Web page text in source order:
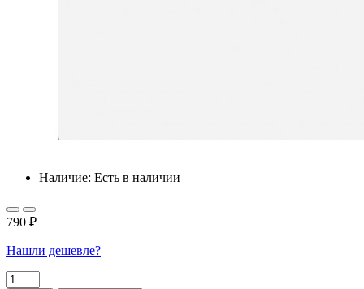
Наличие: Есть в наличии
790 ₽
Нашли дешевле?